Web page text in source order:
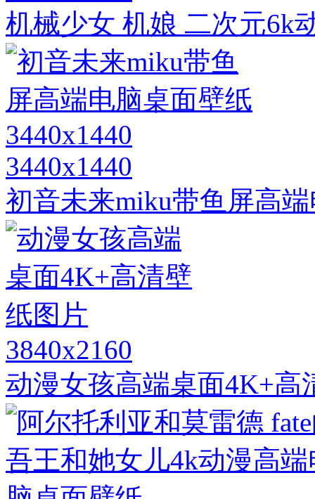
机械少女 机娘 二次元6k
3440x1440
初音未来miku带鱼屏高
3840x2160
动漫女孩高端桌面4K+高